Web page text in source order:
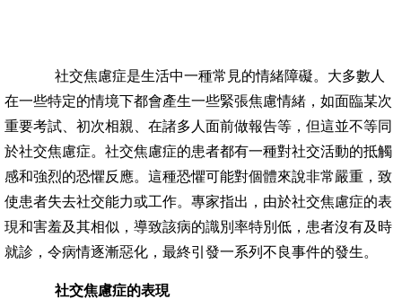
社交焦慮症是生活中一種常見的情緒障礙。大多數人
在一些特定的情境下都會產生一些緊張焦慮情緒，如面臨某次
重要考試、初次相親、在諸多人面前做報告等，但這並不等同
於社交焦慮症。社交焦慮症的患者都有一種對社交活動的抵觸
感和強烈的恐懼反應。這種恐懼可能對個體來說非常嚴重，致
使患者失去社交能力或工作。專家指出，由於社交焦慮症的表
現和害羞及其相似，導致該病的識別率特別低，患者沒有及時
就診，令病情逐漸惡化，最終引發一系列不良事件的發生。
社交焦慮症的表現